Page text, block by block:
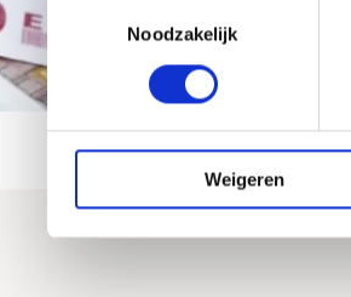
Noodzakelijk
Weigeren